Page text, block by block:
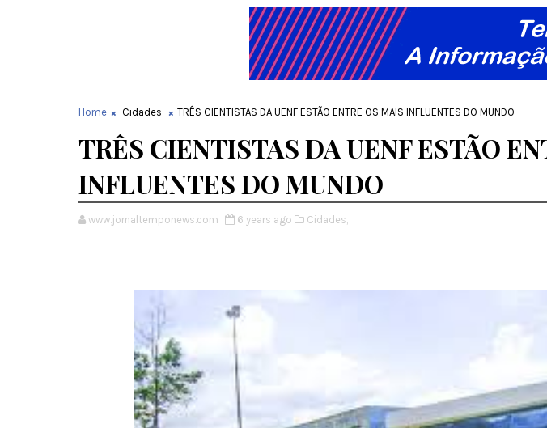
Home Cidades TRÊS CIENTISTAS DA UENF ESTÃO ENTRE OS MAIS INFLUENTES DO MUNDO
TRÊS CIENTISTAS DA UENF ESTÃO
INFLUENTES DO MUNDO
www.jornaltemponews.com 6 years ago Cidades,